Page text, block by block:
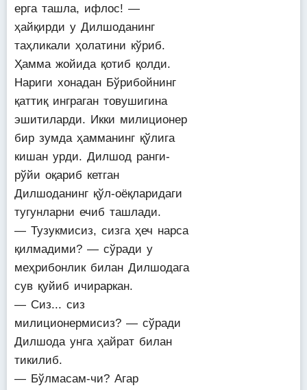
ерга ташла, ифлос! —
ҳайқирди у Дилшоданинг
таҳликали ҳолатини кўриб.
Ҳамма жойида қотиб қолди.
Нариги хонадан Бўрибойнинг
қаттиқ инграган товушигина
эшитиларди. Икки милиционер
бир зумда ҳамманинг қўлига
кишан урди. Дилшод ранги-
рўйи оқариб кетган
Дилшоданинг қўл-оёқларидаги
тугунларни ечиб ташлади.
— Тузукмисиз, сизга ҳеч нарса
қилмадими? — сўради у
меҳрибонлик билан Дилшодага
сув қуйиб ичираркан.
— Сиз... сиз
милиционермисиз? — сўради
Дилшода унга ҳайрат билан
тикилиб.
— Бўлмасам-чи? Агар